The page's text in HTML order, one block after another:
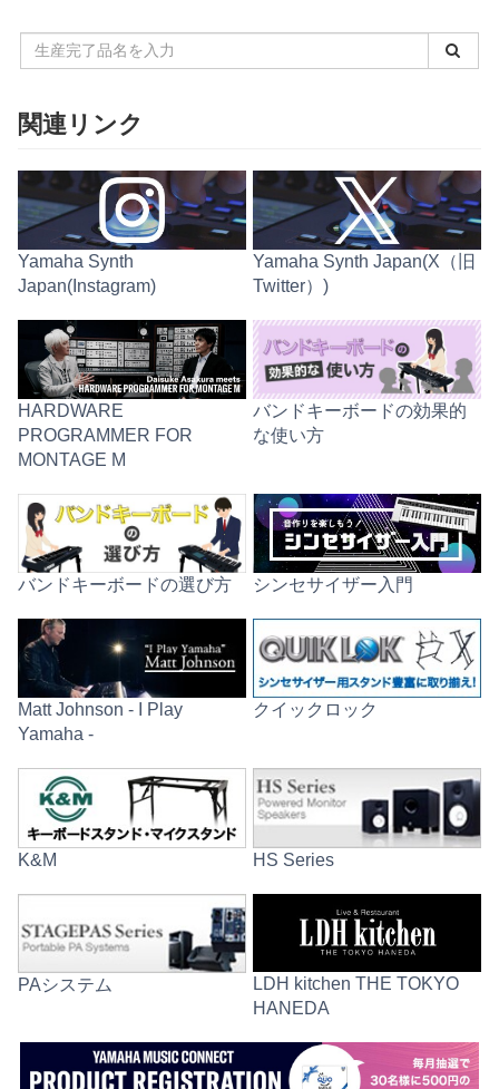
産
了
品
を
入
力
関連リンク
Yamaha Synth
Japan(Instagram)
Yamaha Synth Japan(X（旧
Twitter）)
HARDWARE
PROGRAMMER FOR
MONTAGE M
バンドキーボードの効果的
な使い方
バンドキーボードの選び方 シンセサイザー入門
Matt Johnson - I Play
Yamaha -
クイックロック
K&M HS Series
PAシステム
LDH kitchen THE TOKYO
HANEDA